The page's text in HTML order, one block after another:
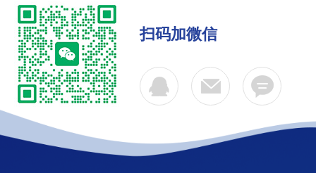
扫码加微信